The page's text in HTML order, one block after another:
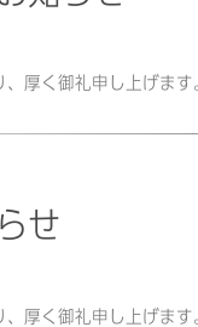
厚く御礼申し上げま
せ
厚く御礼申し上げま